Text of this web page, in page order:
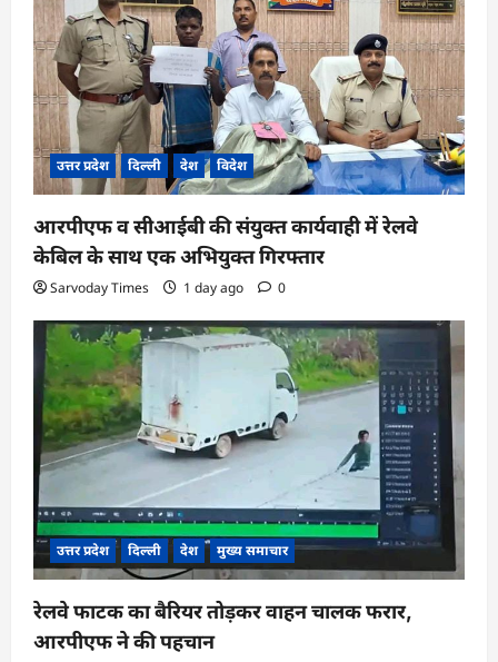
उत्तर प्रदेश दिल्ली देश विदेश
आरपीएफ व सीआईबी की संयुक्त कार्यवाही में रेलवे
केबिल के साथ एक अभियुक्त गिरफ्तार
Sarvoday Times 1 day ago 0
उत्तर प्रदेश दिल्ली देश मुख्य समाचार
रेलवे फाटक का बैरियर तोड़कर वाहन चालक फरार,
आरपीएफ ने की पहचान